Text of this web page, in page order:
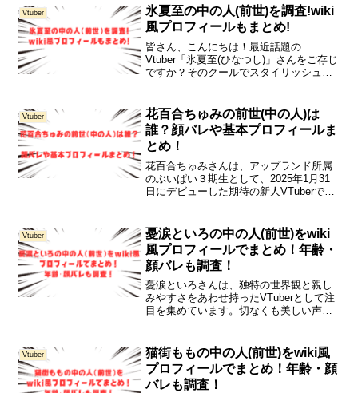
て楽しく過ごせる大人のバーチャル空間
をモットーに様々な...
Vtuber
氷夏至の中の人(前世)を調査!wiki
風プロフィールもまとめ!
皆さん、こんにちは！最近話題の
Vtuber「氷夏至(ひなつし)」さんをご存じ
ですか？そのクールでスタイリッシュな
ています。今回の記事では、氷夏至さん
について以下の内容で...
Vtuber
花百合ちゅみの前世(中の人)は
誰？顔バレや基本プロフィールま
とめ！
花百合ちゅみさんは、アップランド所属
のぶいぱい３期生として、2025年1月31
日にデビューした期待の新人VTuberで
スも声も超カワイイですね。これから人
気が急上昇して...
Vtuber
憂涙といろの中の人(前世)をwiki
風プロフィールでまとめ！年齢・
顔バレも調査！
憂涙といろさんは、独特の世界観と親し
みやすさをあわせ持ったVTuberとして注
目を集めています。切なくも美しい声色
ブでリスナー想いな姿勢が魅力です。こ
の記事では、憂涙と...
Vtuber
猫街ももの中の人(前世)をwiki風
プロフィールでまとめ！年齢・顔
バレも調査！